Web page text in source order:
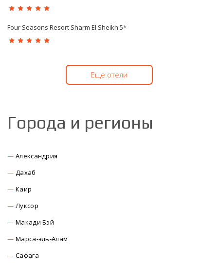
Four Seasons Resort Sharm El Sheikh 5*
Еще отели
Города и регионы
Александрия
Дахаб
Каир
Луксор
Макади Бэй
Марса-эль-Алам
Сафага